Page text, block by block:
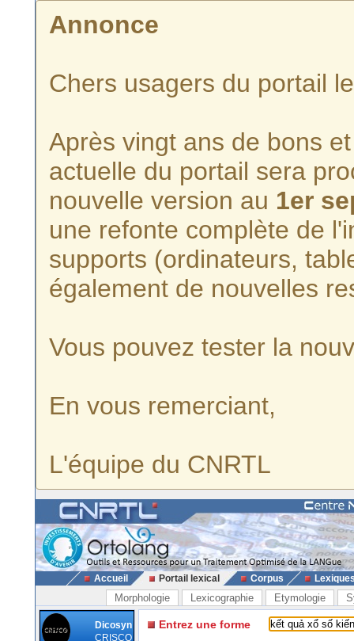
Annonce
Chers usagers du portail
Après vingt ans de bons
actuelle du portail sera
nouvelle version au 1er
une refonte complète de
supports (ordinateurs,
également de nouvelles
Vous pouvez tester la
En vous remerciant,
L'équipe du CNRTL
Accueil Portail lexical Corpus
Morphologie Lexicographie Etymologie
Dicosyn
CRISCO
Entrez une forme